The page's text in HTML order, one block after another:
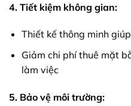
4. Tiết kiệm không gian:
Thiết kế thông minh
Giảm chi phí thuê mặt
làm việc
5. Bảo vệ môi trường: